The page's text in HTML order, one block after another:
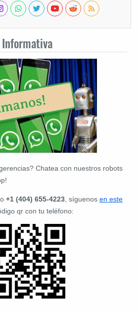
Chatea con nuestros robots
+1 (404) 655-4223 , síguenos en este
qr con tu teléfono: